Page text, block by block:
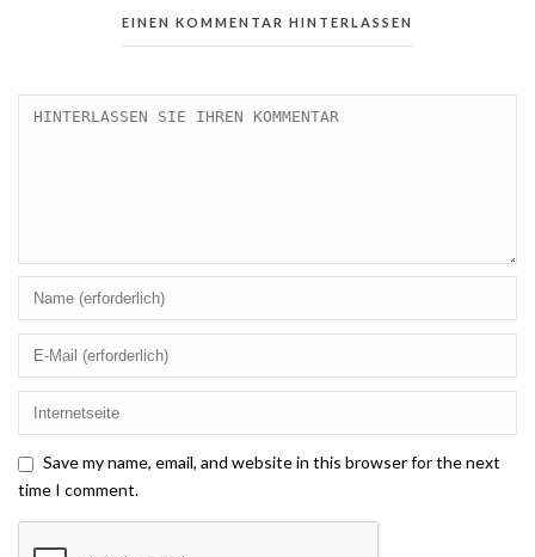
EINEN KOMMENTAR HINTERLASSEN
Save my name, email, and website in this browser for the next
time I comment.